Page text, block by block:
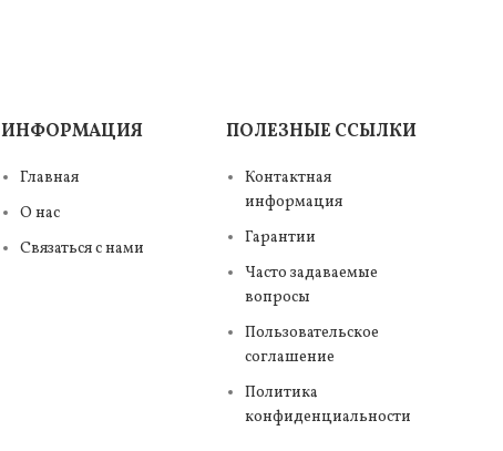
ИНФОРМАЦИЯ
Главная
О нас
Связаться с нами
ПОЛЕЗНЫЕ ССЫЛКИ
Контактная
информация
Гарантии
Часто задаваемые
вопросы
Пользовательское
соглашение
Политика
конфиденциальности